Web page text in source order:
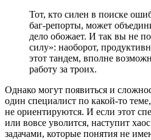
Тот, кто силен в поиске
баг-репорты, может
дело обожает. И так вы не
силу»: наоборот,
этот тандем, вполне
работу за троих.
Однако могут появиться и
один специалист по какой-то
не ориентируются. И если этот
или вовсе уволится, наступит
задачами, которые понятия не